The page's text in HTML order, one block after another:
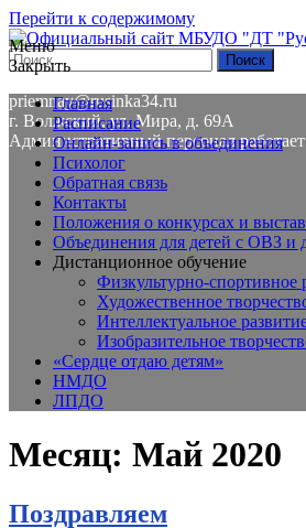
Перейти к содержимому
8(8443) 58-01-84
priemnay@rusinka34.ru
г. Волжский, ул. Мира, д. 69А
Административный персонал
Меню
Закрыть
Главная
Расписание
Онлайн-запись в объединения
Психолог
Обратная связь
Контакты
Положения о конкурсах и
Объединения для детей с ОВЗ и
Дистанционное обучение
Физкультурно-спортивное
Художественное
Интеллектуальное
Изобразительное
«Сердце отдаю детям»
НМДО
ЛПДО
Месяц: Май 2020
Поздравляем